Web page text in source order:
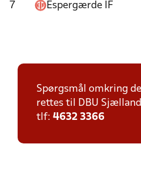
7 Espergærde IF
Spørgsmål omkring
rettes til DBU
tlf: 4632 3366